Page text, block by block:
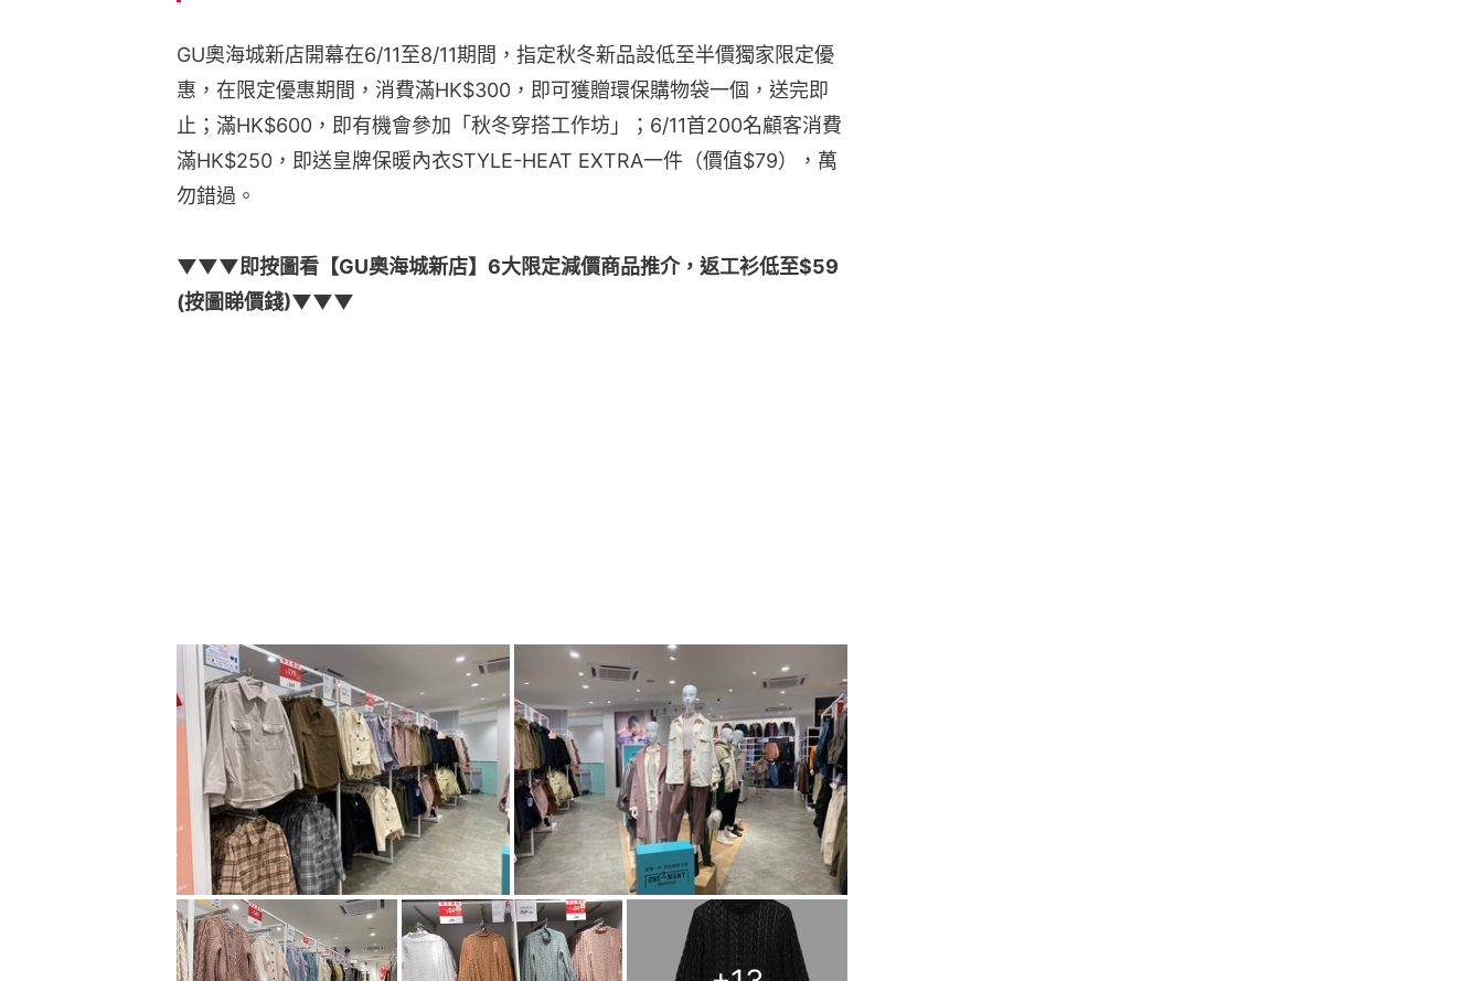
GU奧海城新店開幕在6/11至8/11期間，指定秋冬新品設低至半價獨家限定優
惠，在限定優惠期間，消費滿HK$300，即可獲贈環保購物袋一個，送完即
止；滿HK$600，即有機會參加「秋冬穿搭工作坊」；6/11首200名顧客消費
滿HK$250，即送皇牌保暖內衣STYLE-HEAT EXTRA一件（價值$79），萬
勿錯過。
▼▼▼即按圖看【GU奧海城新店】6大限定減價商品推介，返工衫低至$59
(按圖睇價錢)▼▼▼